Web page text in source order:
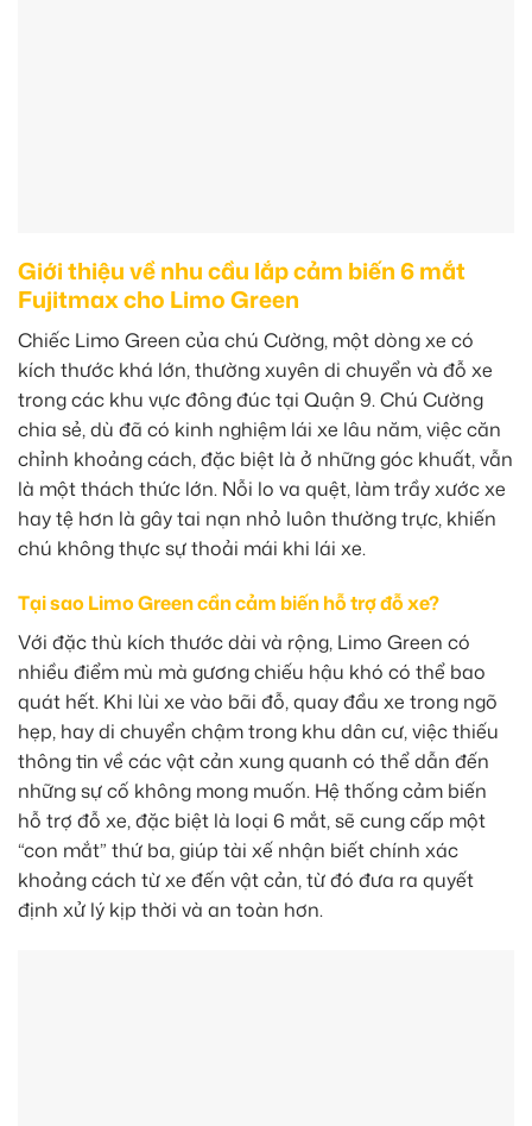
Giới thiệu về nhu cầu lắp cảm biến 6 mắt
Fujitmax cho Limo Green
Chiếc Limo Green của chú Cường, một dòng xe có
kích thước khá lớn, thường xuyên di chuyển và đỗ xe
trong các khu vực đông đúc tại Quận 9. Chú Cường
chia sẻ, dù đã có kinh nghiệm lái xe lâu năm, việc căn
chỉnh khoảng cách, đặc biệt là ở những góc khuất, vẫn
là một thách thức lớn. Nỗi lo va quệt, làm trầy xước xe
hay tệ hơn là gây tai nạn nhỏ luôn thường trực, khiến
chú không thực sự thoải mái khi lái xe.
Tại sao Limo Green cần cảm biến hỗ trợ đỗ xe?
Với đặc thù kích thước dài và rộng, Limo Green có
nhiều điểm mù mà gương chiếu hậu khó có thể bao
quát hết. Khi lùi xe vào bãi đỗ, quay đầu xe trong ngõ
hẹp, hay di chuyển chậm trong khu dân cư, việc thiếu
thông tin về các vật cản xung quanh có thể dẫn đến
những sự cố không mong muốn. Hệ thống cảm biến
hỗ trợ đỗ xe, đặc biệt là loại 6 mắt, sẽ cung cấp một
“con mắt” thứ ba, giúp tài xế nhận biết chính xác
khoảng cách từ xe đến vật cản, từ đó đưa ra quyết
định xử lý kịp thời và an toàn hơn.